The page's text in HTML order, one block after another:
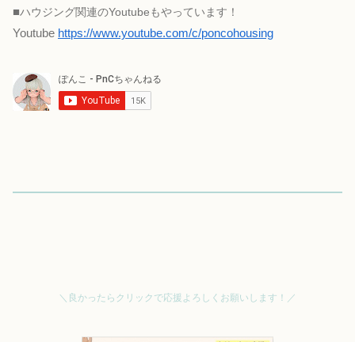
■ハウジング関連のYoutubeもやっています！
Youtube https://www.youtube.com/c/poncohousing
＼良かったらクリックで応援よろしくお願いします！／